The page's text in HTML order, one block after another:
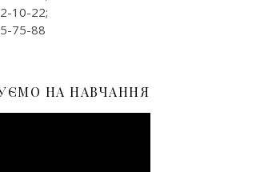
10-22;
75-88
НА НАВЧАННЯ